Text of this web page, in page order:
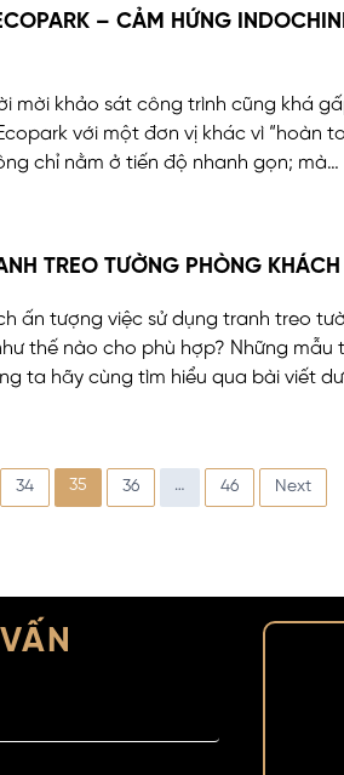
– CẢM HỨNG
mời khảo sát công trình cũng khá
với một đơn vị khác vì “hoàn
chỉ nằm ở tiến độ nhanh gọn; mà…
TREO TƯỜNG PHÒNG
ấn tượng việc sử dụng tranh treo
thế nào cho phù hợp? Những
ta hãy cùng tìm hiểu qua bài viết
P
s
34 35 36 … 46 Next